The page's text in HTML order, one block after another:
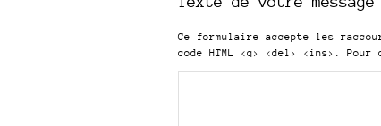
Ce formulaire accepte les
code HTML <q> <del> <ins> . Pour